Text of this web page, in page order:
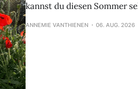
kannst du diesen Sommer
ANNEMIE VANTHIENEN 06. AUG. 2026